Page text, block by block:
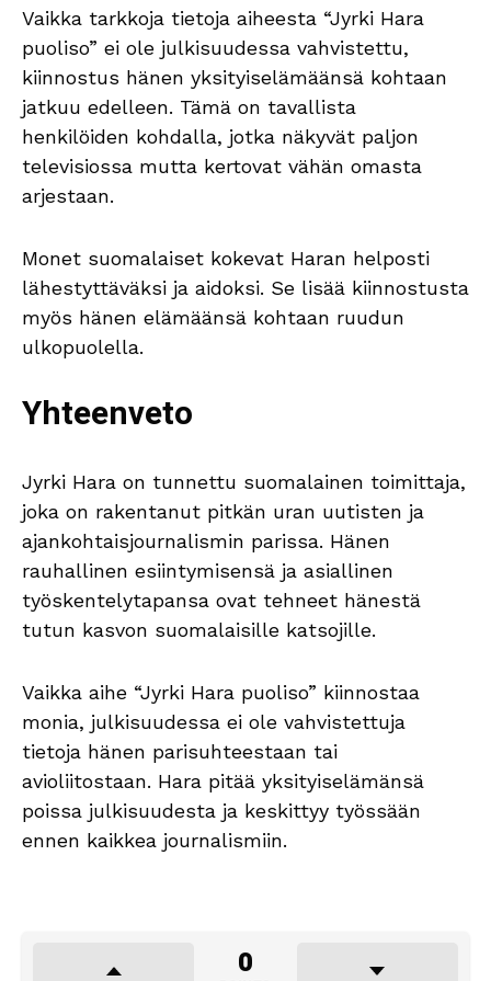
Vaikka tarkkoja tietoja aiheesta “Jyrki Hara
puoliso” ei ole julkisuudessa vahvistettu,
kiinnostus hänen yksityiselämäänsä kohtaan
jatkuu edelleen. Tämä on tavallista
henkilöiden kohdalla, jotka näkyvät paljon
televisiossa mutta kertovat vähän omasta
arjestaan.
Monet suomalaiset kokevat Haran helposti
lähestyttäväksi ja aidoksi. Se lisää kiinnostusta
myös hänen elämäänsä kohtaan ruudun
ulkopuolella.
Yhteenveto
Jyrki Hara on tunnettu suomalainen toimittaja,
joka on rakentanut pitkän uran uutisten ja
ajankohtaisjournalismin parissa. Hänen
rauhallinen esiintymisensä ja asiallinen
työskentelytapansa ovat tehneet hänestä
tutun kasvon suomalaisille katsojille.
Vaikka aihe “Jyrki Hara puoliso” kiinnostaa
monia, julkisuudessa ei ole vahvistettuja
tietoja hänen parisuhteestaan tai
avioliitostaan. Hara pitää yksityiselämänsä
poissa julkisuudesta ja keskittyy työssään
ennen kaikkea journalismiin.
0